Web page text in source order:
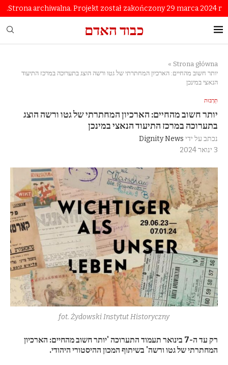
Strona archiwalna. Projekt został zakończony 29 marca 2024 r.
כבוד האדם
Strona główna
»
יותר חשוב מהחיים: הארכיון המחתרתי של גטו ורשה הוצג בתערוכה במרכז התיעוד
הנאצי במינכן
תַרְבּוּת
יותר חשוב מהחיים: הארכיון המחתרתי של גטו ורשה הוצג
בתערוכה במרכז התיעוד הנאצי במינכן
נכתב על ידי Dignity News
3 ינואר 2024
fot. Żydowski Instytut Historyczny
רק עד ה-7 בינואר תעמוד התערוכה 'יותר חשוב מהחיים: הארכיון
המחתרתי של גטו ורשה' בשיתוף המכון ההיסטורי היהודי.